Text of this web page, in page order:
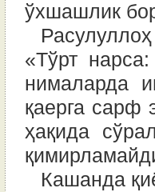
ўхшашлик
«Тўрт
нималарда
қаерга сарф
ҳақида
Кашанда